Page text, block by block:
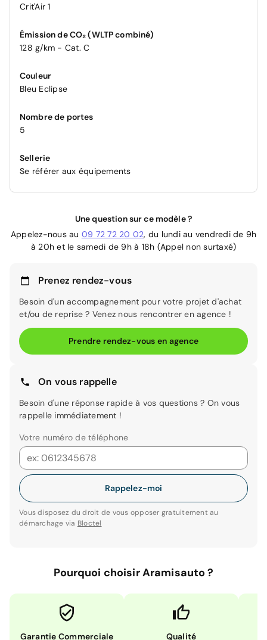
Crit'Air 1
Émission de CO₂ (WLTP combiné)
128 g/km - Cat. C
Couleur
Bleu Eclipse
Nombre de portes
5
Sellerie
Se référer aux équipements
Une question sur ce modèle ?
Appelez-nous au 09 72 72 20 02, du lundi au vendredi de 9h
à 20h et le samedi de 9h à 18h (Appel non surtaxé)
Prenez rendez-vous
Besoin d'un accompagnement pour votre projet d'achat
et/ou de reprise ? Venez nous rencontrer en agence !
Prendre rendez-vous en agence
On vous rappelle
Besoin d'une réponse rapide à vos questions ? On vous
rappelle immédiatement !
Votre numéro de téléphone
Rappelez-moi
Vous disposez du droit de vous opposer gratuitement au
démarchage via Bloctel
Pourquoi choisir Aramisauto ?
Garantie Commerciale Qualité